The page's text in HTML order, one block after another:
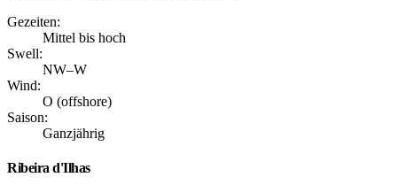
Gezeiten:
Mittel bis hoch
Swell:
NW–W
Wind:
O (offshore)
Saison:
Ganzjährig
Ribeira d'Ilhas